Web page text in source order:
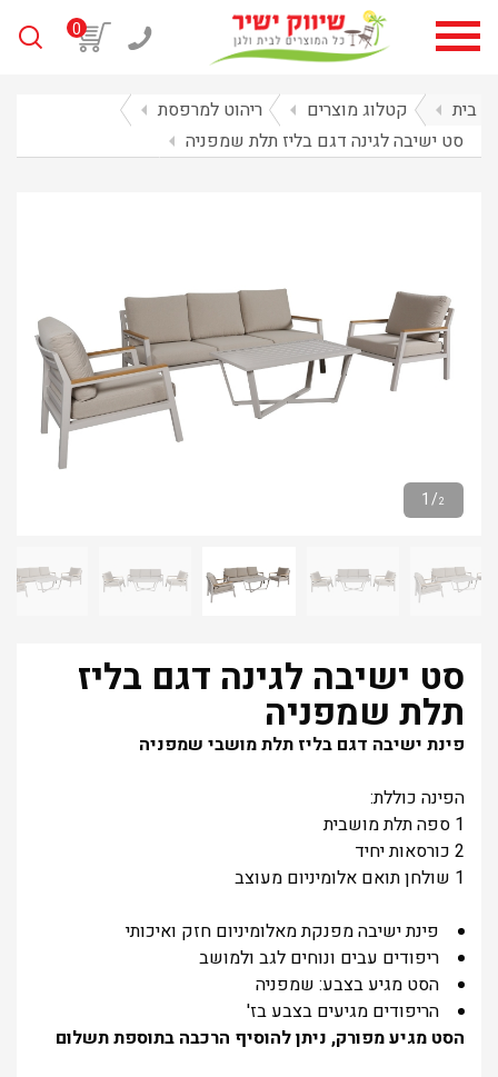
0
בית arrow_left קטלוג מוצרים arrow_left ריהוט למרפסת arrow_left
סט ישיבה לגינה דגם בליז תלת שמפניה arrow_left
1/2
סט ישיבה לגינה דגם בליז
תלת שמפניה
פינת ישיבה דגם בליז תלת מושבי שמפניה
הפינה כוללת:
1 ספה תלת מושבית
2 כורסאות יחיד
1 שולחן תואם אלומיניום מעוצב
פינת ישיבה מפנקת מאלומיניום חזק ואיכותי
ריפודים עבים ונוחים לגב ולמושב
הסט מגיע בצבע: שמפניה
הריפודים מגיעים בצבע בז'
הסט מגיע מפורק, ניתן להוסיף הרכבה בתוספת תשלום